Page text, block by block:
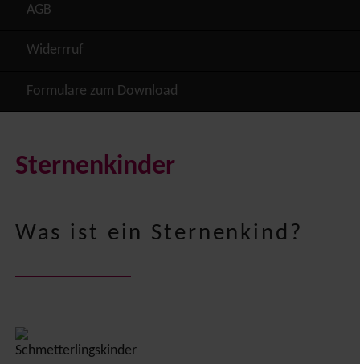
AGB
Widerrruf
Formulare zum Download
Sternenkinder
Was ist ein Sternenkind?